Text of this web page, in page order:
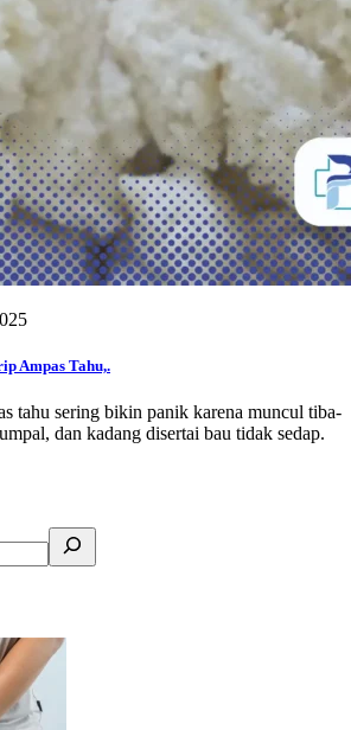
Ampas Tahu,.
tahu sering bikin panik karena muncul tiba-
dan kadang disertai bau tidak sedap.